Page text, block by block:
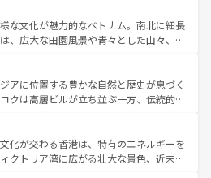
のスイーツなど、バラエティ豊かな料理
わえる。 なお、新着の台湾情報は コンテンツ一覧を参
ばせば四季折々の自然美を楽しむことが
キムチや焼肉、絶品のストリートフード
韓国料理が待っている。夜には、韓国な
がら、韓国の多彩な魅力を心ゆくまで味
わってみてほしい。 なお、新着の韓国情報はコンテンツ一
い。
な文化が魅力的なベトナム。南北に細長
、広大な田園風景や青々とした山々、世
伝統が息づく。ハノイの古い町並みやホ
ンス統治時代の建物も、独特の雰囲気を
また、バラエティの豊かさとおいしさで
インミー、ベトナムコーヒーなどは、ぜ
い。どの地域を訪れてもあたたかい人々
くれるので、きっと忘れられない旅にな
アに位置する豊かな自然と歴史が息づく
クは高層ビルが立ち並ぶ一方、伝統的な
いる。北部ではチェンマイなどの山岳地
い、南部ではプーケットやクラビの美し
ト気分を楽しむことができる。タイ料理
化が交わる香港は、特有のエネルギーを
クトリア湾に広がる壮大な景色、近未来